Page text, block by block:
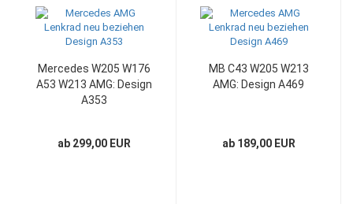
Mercedes W205 W176
A53 W213 AMG: Design
A353
ab 299,00 EUR
MB C43 W205 W213
AMG: Design A469
ab 189,00 EUR